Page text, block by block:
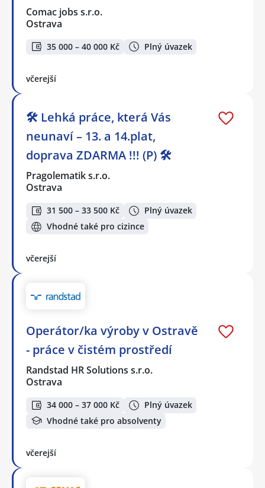
Comac jobs s.r.o.
Ostrava
35 000 – 40 000 Kč Plný úvazek
včerejší
🛠️ Lehká práce, která Vás
neunaví – 13. a 14.plat,
doprava ZDARMA !!! (P) 🛠️
Pragolematik s.r.o.
Ostrava
31 500 – 33 500 Kč
Plný úvazek
Vhodné také pro cizince
včerejší
Operátor/ka výroby v Ostravě
- práce v čistém prostředí
Randstad HR Solutions s.r.o.
Ostrava
34 000 – 37 000 Kč
Plný úvazek
Vhodné také pro absolventy
včerejší